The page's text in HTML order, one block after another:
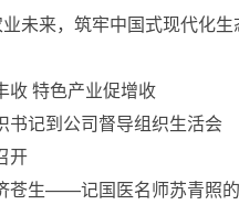
未来，筑牢中国式现代化
收 特色产业促增收
书记到公司督导组织生活会
开
苍生——记国医名师苏青照